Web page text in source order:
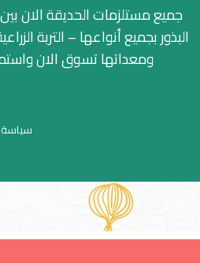
جميع مستلزمات الحديقة الان
البذور بجميع أنواعها – التربة
ومعداتها تسوق الان